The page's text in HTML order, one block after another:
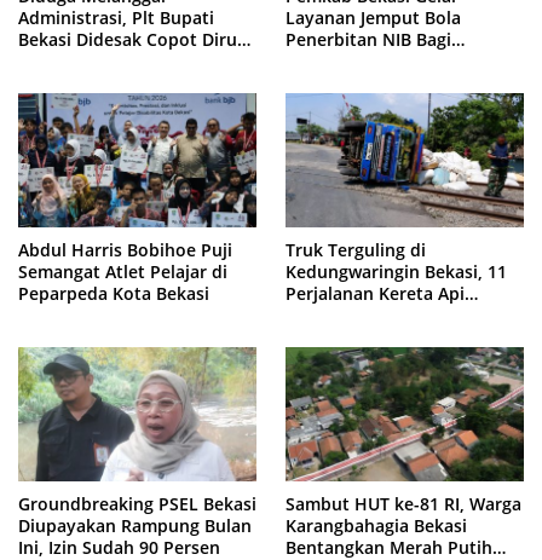
Administrasi, Plt Bupati
Bekasi Didesak Copot Dirum
Layanan Jemput Bola
Penerbitan NIB Bagi
Abdul Harris Bobihoe Puji
Semangat Atlet Pelajar di
Peparpeda Kota Bekasi
Truk Terguling di
Kedungwaringin Bekasi, 11
Perjalanan Kereta Api
Groundbreaking PSEL Bekasi
Diupayakan Rampung Bulan
Ini, Izin Sudah 90 Persen
Sambut HUT ke-81 RI, Warga
Karangbahagia Bekasi
Bentangkan Merah Putih